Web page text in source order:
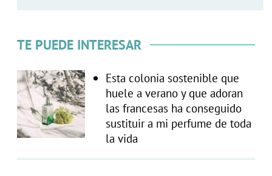
TE PUEDE INTERESAR
Esta colonia sostenible que
huele a verano y que adoran
las francesas ha conseguido
sustituir a mi perfume de toda
la vida